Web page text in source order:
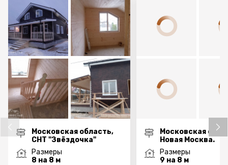
Московская область,
СНТ "Звёздочка"
Размеры
8 на 8 м
Московская
Новая Москва.
Размеры
9 на 8 м